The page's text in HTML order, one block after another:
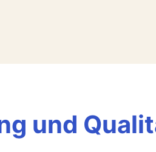
und